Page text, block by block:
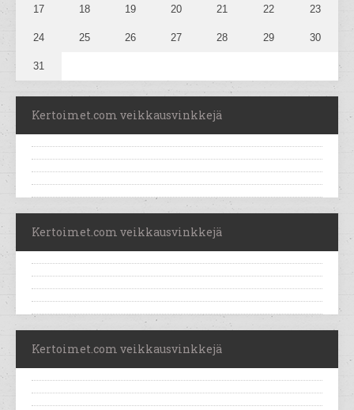
17 18 19 20 21 22 23
24 25 26 27 28 29 30
31
Kertoimet.com veikkausvinkkejä
Kertoimet.com veikkausvinkkejä
Kertoimet.com veikkausvinkkejä